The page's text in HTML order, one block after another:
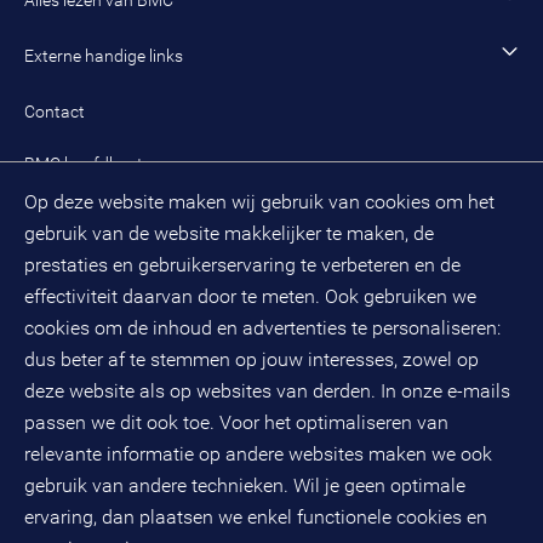
Op deze website maken wij gebruik van cookies om het
gebruik van de website makkelijker te maken, de
prestaties en gebruikerservaring te verbeteren en de
effectiviteit daarvan door te meten. Ook gebruiken we
cookies om de inhoud en advertenties te personaliseren:
dus beter af te stemmen op jouw interesses, zowel op
deze website als op websites van derden. In onze e-mails
passen we dit ook toe. Voor het optimaliseren van
relevante informatie op andere websites maken we ook
gebruik van andere technieken. Wil je geen optimale
ervaring, dan plaatsen we enkel functionele cookies en
Onze cultuur en organisatie
Inloggen mijn BMC
Meest gestelde vragen mijn BMC
Evenementen
Alle artikelen
Externe handige links
Public spirit
Contact
BMC hoofdkantoor
(033) 496 52 00
Databankweg 26 D
3821 ALAmersfoort
Postbus 490
3800 AL Amersfoort
KvK-nummer: 32078667
BTW-nummer: NL808663598B01
Volg ons op social media